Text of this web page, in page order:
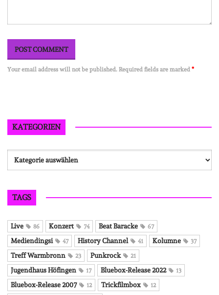
Your email address will not be published. Required fields are marked *
KATEGORIEN
Kategorien
TAGS
Live 86 Konzert 74 Beat Baracke 67
Mediendingsi 47 History Channel 41 Kolumne 37
Treff Warmbronn 23 Punkrock 21
Jugendhaus Höfingen 17 Bluebox-Release 2022 13
Bluebox-Release 2007 12 Trickfilmbox 12